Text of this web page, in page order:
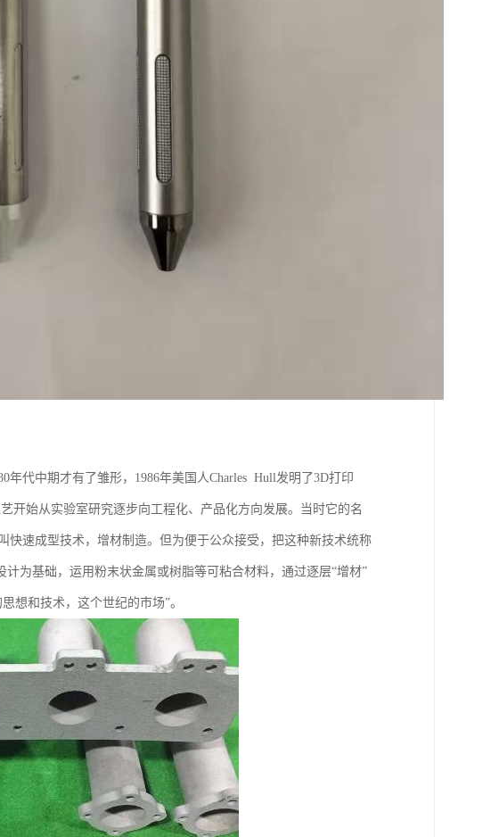
代中期才有了雏形，1986年美国人Charles Hull发明了3D打印
开始从实验室研究逐步向工程化、产品化方向发展。当时它的名
快速成型技术，增材制造。但为便于公众接受，把这种新技术统称
为基础，运用粉末状金属或树脂等可粘合材料，通过逐层“增材”
想和技术，这个世纪的市场”。